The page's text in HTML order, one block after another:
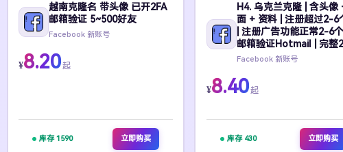
越南克隆名 带头像 已开2FA
邮箱验证 5~500好友
Facebook 新账号
¥8.20起
库存 1590 立即购买
H4. 乌克兰克隆 | 含头像
面 + 资料 | 注册超过2-6
| 注册广告功能正常2-6
邮箱验证Hotmail | 完整
Facebook 新账号
¥8.40起
库存 430 立即购买